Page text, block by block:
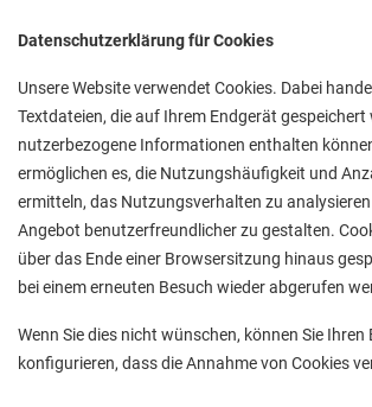
Datenschutzerklärung für Cookies
Unsere Website verwendet Cookies. Dabei
Textdateien, die auf Ihrem Endgerät gespeichert
nutzerbezogene Informationen enthalten
ermöglichen es, die Nutzungshäufigkeit und
ermitteln, das Nutzungsverhalten zu
Angebot benutzerfreundlicher zu gestalten.
über das Ende einer Browsersitzung hinaus
bei einem erneuten Besuch wieder abgerufen
Wenn Sie dies nicht wünschen, können Sie Ihren
konfigurieren, dass die Annahme von Cookies